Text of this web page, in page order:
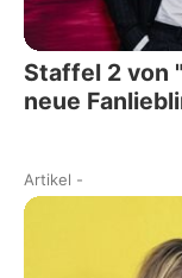
Staffel 2 von
neue
Artikel -